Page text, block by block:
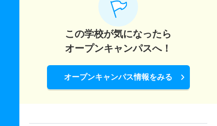
この学校が気になったら
オープンキャンパスへ！
オープンキャンパス情報をみる